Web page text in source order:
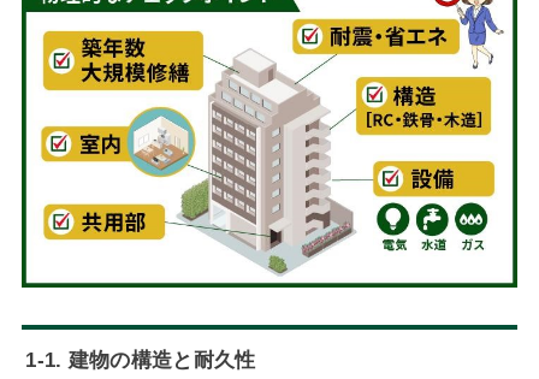
1-1. 建物の構造と耐久性